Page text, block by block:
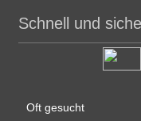
Schnell und
Oft gesucht